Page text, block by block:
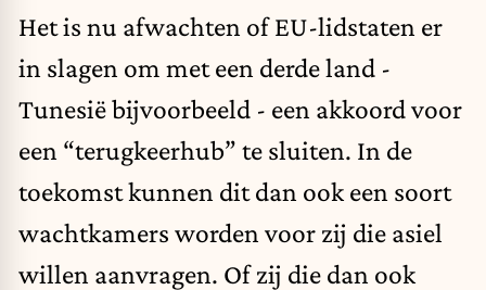
Het is nu afwachten of EU-lidstaten er
in slagen om met een derde land -
Tunesië bijvoorbeeld - een akkoord voor
een “terugkeerhub” te sluiten. In de
toekomst kunnen dit dan ook een soort
wachtkamers worden voor zij die asiel
willen aanvragen. Of zij die dan ook